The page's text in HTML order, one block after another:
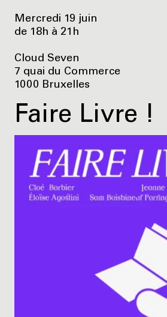
Mercredi 19 juin
de 18h à 21h
Cloud Seven
7 quai du Commerce
1000 Bruxelles
Faire Livre !